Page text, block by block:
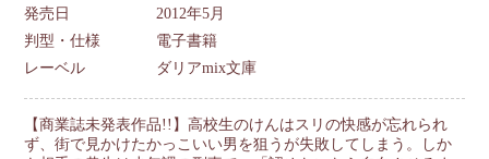
発売日
2012年5月
判型・仕様
電子書籍
レーベル
ダリアmix文庫
【商業誌未発表作品!!】高校生のけんはスリの快感が忘れられ
ず、街で見かけたかっこいい男を狙うが失敗してしまう。しか